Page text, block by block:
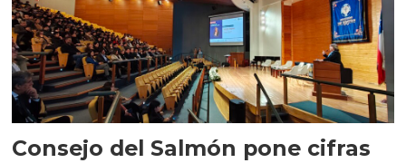
Consejo del Salmón pone cifras